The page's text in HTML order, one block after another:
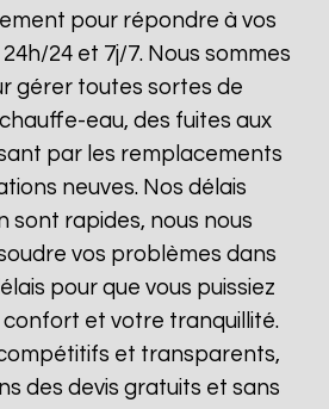
pour répondre à vos
24 et 7j/7. Nous sommes
gérer toutes sortes de
eau, des fuites aux
par les remplacements
neuves. Nos délais
sont rapides, nous nous
vos problèmes dans
pour que vous puissiez
et votre tranquillité.
et transparents,
des devis gratuits et sans